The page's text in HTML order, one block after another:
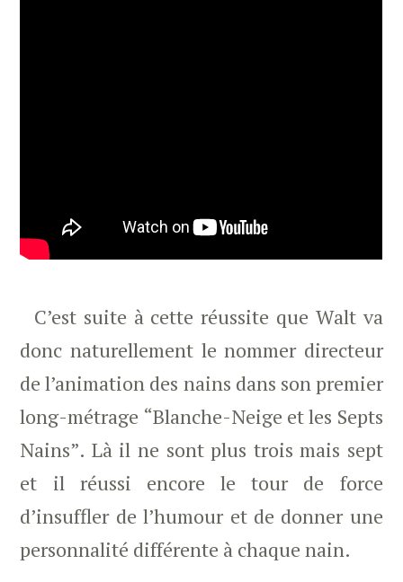
C’est suite à cette réussite que Walt va
donc naturellement le nommer directeur
de l’animation des nains dans son premier
long-métrage “Blanche-Neige et les Septs
Nains”. Là il ne sont plus trois mais sept
et il réussi encore le tour de force
d’insuffler de l’humour et de donner une
personnalité différente à chaque nain.